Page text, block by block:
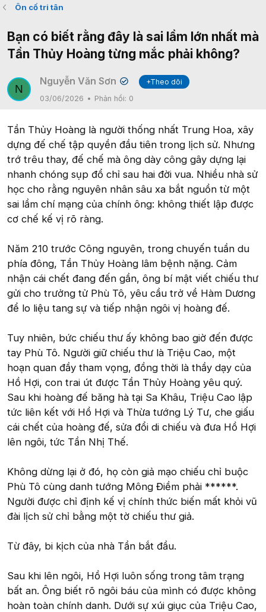
Ôn cố tri tân
Bạn có biết rằng đây là sai lầm lớn nhất mà
Tần Thủy Hoàng từng mắc phải không?
N
Nguyễn Văn Sơn ✔
+Theo dõi
03/06/2026
Phản hồi: 0
Tần Thủy Hoàng là người thống nhất Trung Hoa, xây
dựng đế chế tập quyền đầu tiên trong lịch sử. Nhưng
trớ trêu thay, đế chế mà ông dày công gây dựng lại
nhanh chóng sụp đổ chỉ sau hai đời vua. Nhiều nhà sử
học cho rằng nguyên nhân sâu xa bắt nguồn từ một
sai lầm chí mạng của chính ông: không thiết lập được
cơ chế kế vị rõ ràng.
Năm 210 trước Công nguyên, trong chuyến tuần du
phía đông, Tần Thủy Hoàng lâm bệnh nặng. Cảm
nhận cái chết đang đến gần, ông bí mật viết chiếu thư
gửi cho trưởng tử Phù Tô, yêu cầu trở về Hàm Dương
để lo liệu tang sự và tiếp nhận ngôi vị hoàng đế.
Tuy nhiên, bức chiếu thư ấy không bao giờ đến được
tay Phù Tô. Người giữ chiếu thư là Triệu Cao, một
hoạn quan đầy tham vọng, đồng thời là thầy dạy của
Hồ Hợi, con trai út được Tần Thủy Hoàng yêu quý.
Sau khi hoàng đế băng hà tại Sa Khâu, Triệu Cao lập
tức liên kết với Hồ Hợi và Thừa tướng Lý Tư, che giấu
cái chết của hoàng đế, sửa đổi di chiếu và đưa Hồ Hợi
lên ngôi, tức Tần Nhị Thế.
Không dừng lại ở đó, họ còn giả mạo chiếu chỉ buộc
Phù Tô cùng danh tướng Mông Điềm phải ******.
Người được chỉ định kế vị chính thức biến mất khỏi vũ
đài lịch sử chỉ bằng một tờ chiếu thư giả.
Từ đây, bi kịch của nhà Tần bắt đầu.
Sau khi lên ngôi, Hồ Hợi luôn sống trong tâm trạng
bất an. Ông biết rõ ngôi báu của mình có được không
hoàn toàn chính danh. Dưới sự xúi giục của Triệu Cao,